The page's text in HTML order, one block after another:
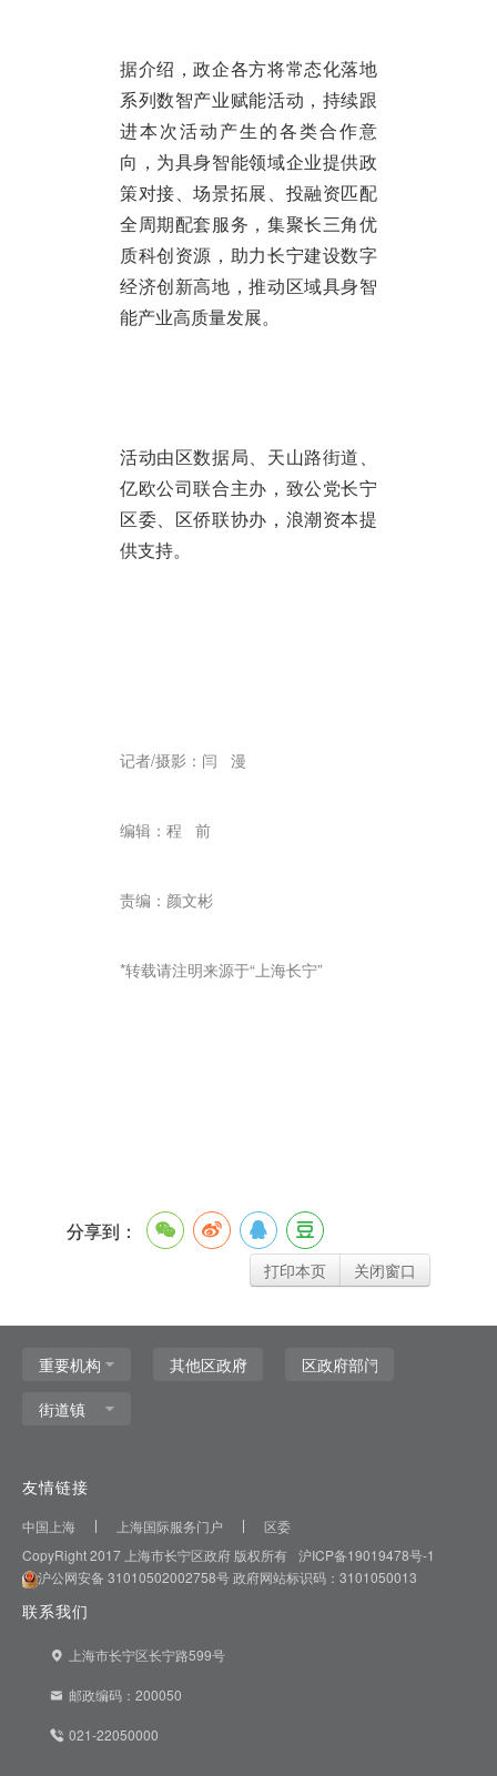
据介绍，政企各方将常态化落地
系列数智产业赋能活动，持续跟
进本次活动产生的各类合作意
向，为具身智能领域企业提供政
策对接、场景拓展、投融资匹配
全周期配套服务，集聚长三角优
质科创资源，助力长宁建设数字
经济创新高地，推动区域具身智
能产业高质量发展。
活动由区数据局、天山路街道、
亿欧公司联合主办，致公党长宁
区委、区侨联协办，浪潮资本提
供支持。
记者/摄影：闫 漫
编辑：程 前
责编：颜文彬
*转载请注明来源于“上海长宁”
分享到：
打印本页 关闭窗口
友情链接
中国上海 上海国际服务门户
区委
CopyRight 2017 上海市长宁区政府 版权所有 沪ICP备19019478号-1
沪公网安备 31010502002758号政府网站标识码：3101050013
联系我们
上海市长宁区长宁路599号
邮政编码：200050
021-22050000